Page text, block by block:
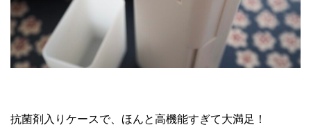
抗菌剤入りケースで、ほんと高機能すぎて大満足！